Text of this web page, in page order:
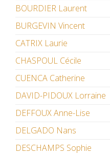
BOURDIER Laurent
BURGEVIN Vincent
CATRIX Laurie
CHASPOUL Cécile
CUENCA Catherine
DAVID-PIDOUX Lorraine
DEFFOUX Anne-Lise
DELGADO Nans
DESCHAMPS Sophie